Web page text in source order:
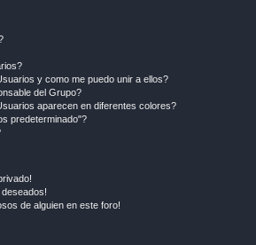
y como me puedo unir a ellos?
del Grupo?
aparecen en diferentes colores?
predeterminado"?
de alguien en este foro!